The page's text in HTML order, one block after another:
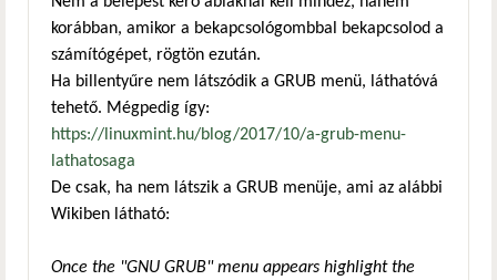
korábban, amikor a bekapcsológombbal bekapcsolod a
számítógépet, rögtön ezután.
Ha billentyűre nem látszódik a GRUB menü, láthatóvá
tehető. Mégpedig így:
https://linuxmint.hu/blog/2017/10/a-grub-menu-
lathatosaga
De csak, ha nem látszik a GRUB menüje, ami az alábbi
Wikiben látható:
Once the "GNU GRUB" menu appears highlight the